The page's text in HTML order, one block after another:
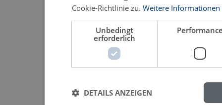
Cookie-Richtlinie zu. Weitere Informationen
Unbedingt
erforderlich
DETAILS ANZEIGEN